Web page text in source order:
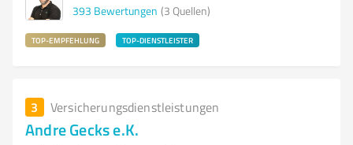
393 Bewertungen (3 Quellen)
TOP-EMPFEHLUNG TOP-DIENSTLEISTER
3 Versicherungsdienstleistungen
Andre Gecks e.K.